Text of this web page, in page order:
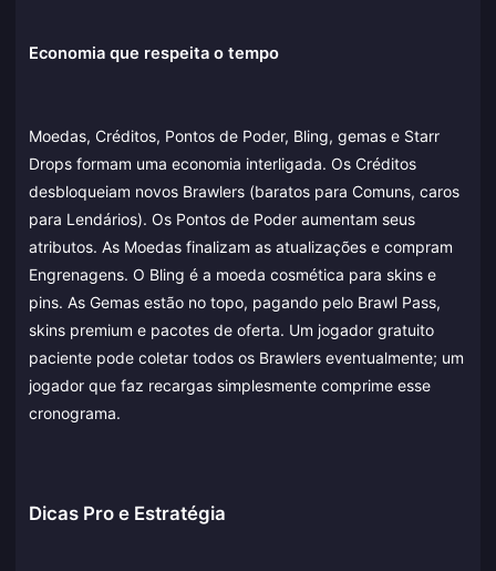
Economia que respeita o tempo
Moedas, Créditos, Pontos de Poder, Bling, gemas e Starr
Drops formam uma economia interligada. Os Créditos
desbloqueiam novos Brawlers (baratos para Comuns, caros
para Lendários). Os Pontos de Poder aumentam seus
atributos. As Moedas finalizam as atualizações e compram
Engrenagens. O Bling é a moeda cosmética para skins e
pins. As Gemas estão no topo, pagando pelo Brawl Pass,
skins premium e pacotes de oferta. Um jogador gratuito
paciente pode coletar todos os Brawlers eventualmente; um
jogador que faz recargas simplesmente comprime esse
cronograma.
Dicas Pro e Estratégia